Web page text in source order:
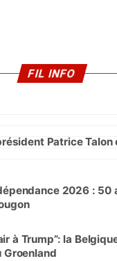
FIL INFO
Patrice Talon
2026 : 50
à Trump”: la